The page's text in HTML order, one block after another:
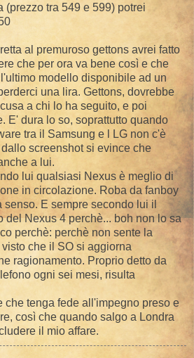
(prezzo tra 549 e 599) potrei
al premuroso gettons avrei fatto
che per ora va bene così e che
modello disponibile ad un
una lira. Gettons, dovrebbe
a chi lo ha seguito, e poi
E' dura lo so, soprattutto quando
tra il Samsung e l LG non c'è
screenshot si evince che
a lui.
lui qualsiasi Nexus è meglio di
in circolazione. Roba da fanboy
E sempre secondo lui il
del Nexus 4 perchè... boh non lo sa
perchè: perchè non sente la
che il SO si aggiorna
ragionamento. Proprio detto da
ogni sei mesi, risulta
che tenga fede all'impegno preso e
così che quando salgo a Londra
il mio affare.